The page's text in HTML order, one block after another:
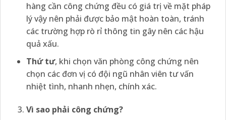
hàng cần công chứng đều có giá trị về mặt pháp
lý vậy nên phải được bảo mật hoàn toàn, tránh
các trường hợp rò rỉ thông tin gây nên các hậu
quả xấu.
Thứ tư, khi chọn văn phòng công chứng nên
chọn các đơn vị có đội ngũ nhân viên tư vấn
nhiệt tình, nhanh nhẹn, chính xác.
Vì sao phải công chứng?